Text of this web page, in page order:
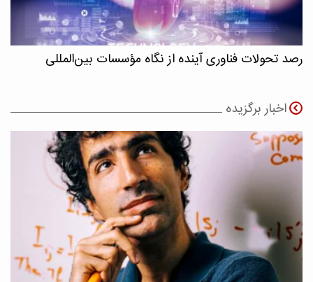
رصد تحولات فناوری آینده از نگاه مؤسسات بین‌المللی
اخبار برگزیده